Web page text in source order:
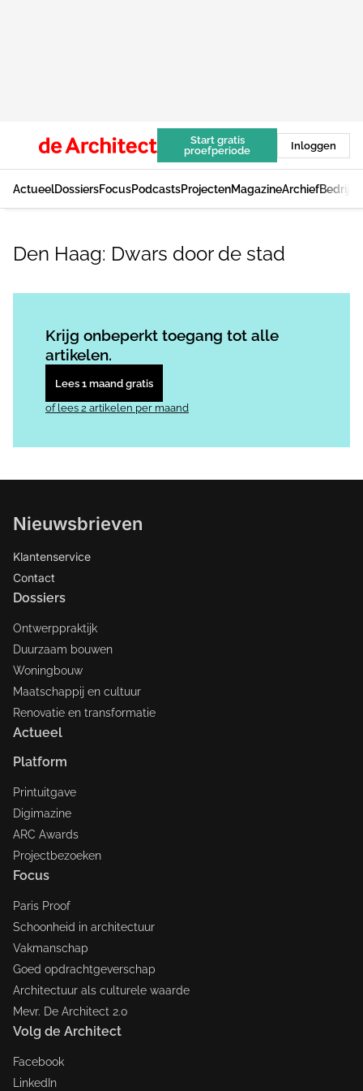
Start gratis
proefperiode
Inloggen
ActueelDossiersFocusPodcastsProjectenMagazineArchief
Den Haag: Dwars door de stad
Krijg onbeperkt toegang tot alle
artikelen.
Lees 1 maand gratis
of lees 2 artikelen per maand
Nieuwsbrieven
Klantenservice
Contact
Dossiers
Ontwerppraktijk
Duurzaam bouwen
Woningbouw
Maatschappij en cultuur
Renovatie en transformatie
Actueel
Platform
Printuitgave
Digimazine
ARC Awards
Projectbezoeken
Focus
Paris Proof
Schoonheid in architectuur
Vakmanschap
Goed opdrachtgeverschap
Architectuur als culturele waarde
Mevr. De Architect 2.0
Volg de Architect
Facebook
LinkedIn